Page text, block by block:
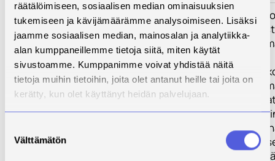
räätälöimiseen, sosiaalisen median ominaisuuksien
tukemiseen ja kävijämäärämme analysoimiseen. Lisäksi
jaamme sosiaalisen median, mainosalan ja analytiikka-
alan kumppaneillemme tietoja siitä, miten käytät
sivustoamme. Kumppanimme voivat yhdistää näitä
tietoja muihin tietoihin, joita olet antanut heille tai joita on
kerätty, kun olet käyttänyt heidän palvelujaan.
valinta
Välttämätön
Tulokset
Kehitetään
suomalaisen
vaikuttavuutta